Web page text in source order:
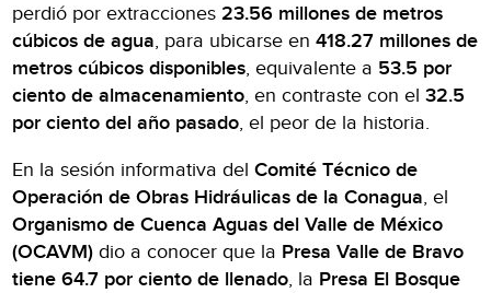
perdió por extracciones23.56 millones de metros
cúbicos de agua, para ubicarse en418.27 millones de
metros cúbicos disponibles, equivalente a 53.5 por
ciento de almacenamiento, en contraste con el32.5
por ciento del año pasado, el peor de la historia.
En la sesión informativa delComité Técnico de
Operación de Obras Hidráulicas de la Conagua, el
Organismo de Cuenca Aguas del Valle de México
(OCAVM) dio a conocer que la Presa Valle de Bravo
tiene 64.7 por ciento de llenado, la Presa El Bosque